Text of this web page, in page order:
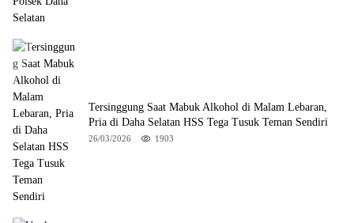
Tersinggung Saat Mabuk Alkohol di Malam Lebaran,
Pria di Daha Selatan HSS Tega Tusuk Teman Sendiri
26/03/2026 1903